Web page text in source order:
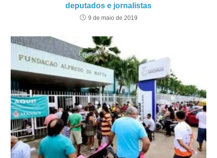
deputados e jornalistas
9 de maio de 2019